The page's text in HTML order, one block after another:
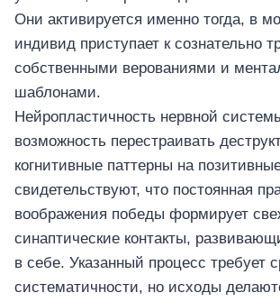
Они активируется именно тогда, в
индивид приступает к сознательно
собственными верованиями и
шаблонами.
Нейропластичность нервной
возможность перестраивать
когнитивные паттерны на
свидетельствуют, что постоянная
воображения победы формирует
синаптические контакты,
в себе. Указанный процесс требует
систематичности, но исходы